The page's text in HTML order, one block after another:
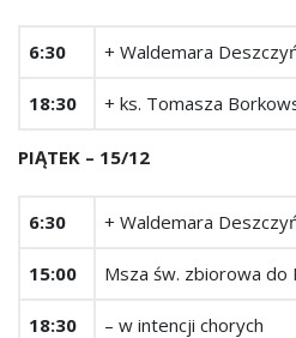
6:30 + Waldemara
18:30 + ks. Tomasza
PIĄTEK – 15/12
6:30 + Waldemara
15:00 Msza św. zbiorowa do
18:30 – w intencji chorych